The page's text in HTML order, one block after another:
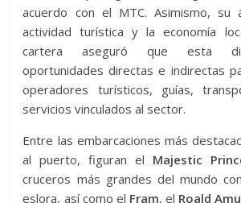
acuerdo con el MTC. Asimismo, su
actividad turística y la economía
cartera aseguró que esta
oportunidades directas e indirectas
operadores turísticos, guías,
servicios vinculados al sector.
Entre las embarcaciones más
al puerto, figuran el Majestic
cruceros más grandes del mundo
eslora, así como el Fram, el Roald